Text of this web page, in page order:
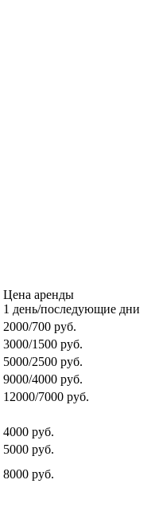
Цена аренды
1 день/последующие дни
2000/700 руб.
3000/1500 руб.
5000/2500 руб.
9000/4000 руб.
12000/7000 руб.
4000 руб.
5000 руб.
8000 руб.